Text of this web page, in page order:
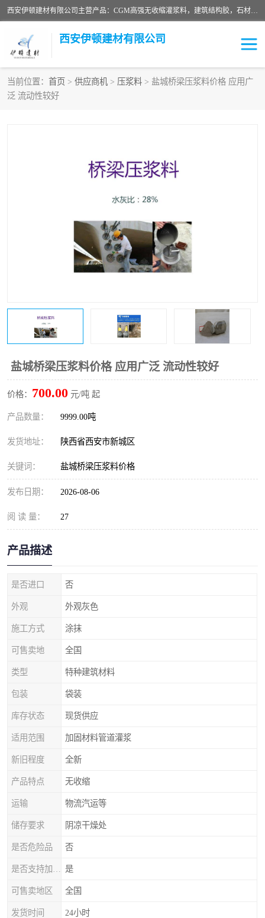
西安伊顿建材有限公司主营产品：CGM高强无收缩灌浆料，建筑结构胶，石材粘合剂，柔性防水材料，环氧修补砂浆等在各个行业得到了客户认可。
西安伊顿建材有限公司
当前位置： 首页 > 供应商机 > 压浆料 > 盐城桥梁压浆料价格 应用广
泛 流动性较好
盐城桥梁压浆料价格 应用广泛 流动性较好
价格： 700.00 元/吨 起
产品数量： 9999.00吨
发货地址： 陕西省西安市新城区
关键词： 盐城桥梁压浆料价格
发布日期： 2026-08-06
阅 读 量： 27
产品描述
是否进口 否
外观 外观灰色
施工方式 涂抹
可售卖地 全国
类型 特种建筑材料
包装 袋装
库存状态 现货供应
适用范围 加固材料管道灌浆
新旧程度 全新
产品特点 无收缩
运输 物流汽运等
储存要求 阴凉干燥处
是否危险品 否
是
可售卖地区 全国
发货时间 24小时
灌浆料
水泥路面修补材料
高延性混凝土 速凝剂
金刚砂
桥梁伸缩缝快速修补料 防静电不发火砂浆
膨胀剂 混凝土防碳化涂料
融雪剂